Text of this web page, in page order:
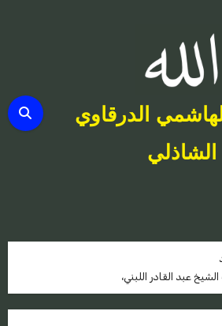
الدرقاوي
الشاذلي
عبد القادر اللبني،